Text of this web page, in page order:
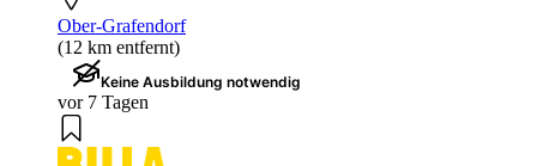
Ober-Grafendorf
(12 km entfernt)
Keine Ausbildung notwendig
vor 7 Tagen